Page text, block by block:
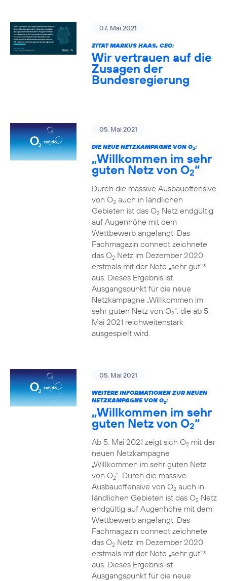
07. Mai 2021
ZITAT MARKUS HAAS, CEO:
Wir vertrauen auf die
Zusagen der
Bundesregierung
05. Mai 2021
DIE NEUE NETZKAMPAGNE VON O2:
„Willkommen im sehr
guten Netz von O2“
Durch die massive Ausbauoffensive
von O2auch in ländlichen
Gebieten ist das O2Netz endgültig
auf Augenhöhe mit dem
Wettbewerb angelangt. Das
Fachmagazin connect zeichnete
das O2Netz im Dezember 2020
erstmals mit der Note „sehr gut“*
aus. Dieses Ergebnis ist
Ausgangspunkt für die neue
Netzkampagne „Willkommen im
sehr guten Netz von O2“, die ab 5.
Mai 2021 reichweitenstark
ausgespielt wird.
05. Mai 2021
WEITERE INFORMATIONEN ZUR NEUEN
NETZKAMPAGNE VON O2:
„Willkommen im sehr
guten Netz von O2“
Ab 5. Mai 2021 zeigt sich O2mit der
neuen Netzkampagne
„Willkommen im sehr guten Netz
von O2“. Durch die massive
Ausbauoffensive von O2auch in
ländlichen Gebieten ist das O2Netz
endgültig auf Augenhöhe mit dem
Wettbewerb angelangt. Das
Fachmagazin connect zeichnete
das O2Netz im Dezember 2020
erstmals mit der Note „sehr gut“*
aus. Dieses Ergebnis ist
Ausgangspunkt für die neue